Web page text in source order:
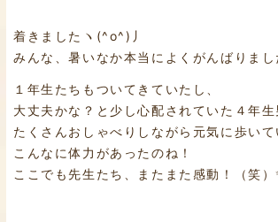
着きましたヽ(^o^)丿
みんな、暑いなか本当によくがんばりまし
１年生たちもついてきていたし、
大丈夫かな？と少し心配されていた４年
たくさんおしゃべりしながら元気に歩いて
こんなに体力があったのね！
ここでも先生たち、またまた感動！（笑）